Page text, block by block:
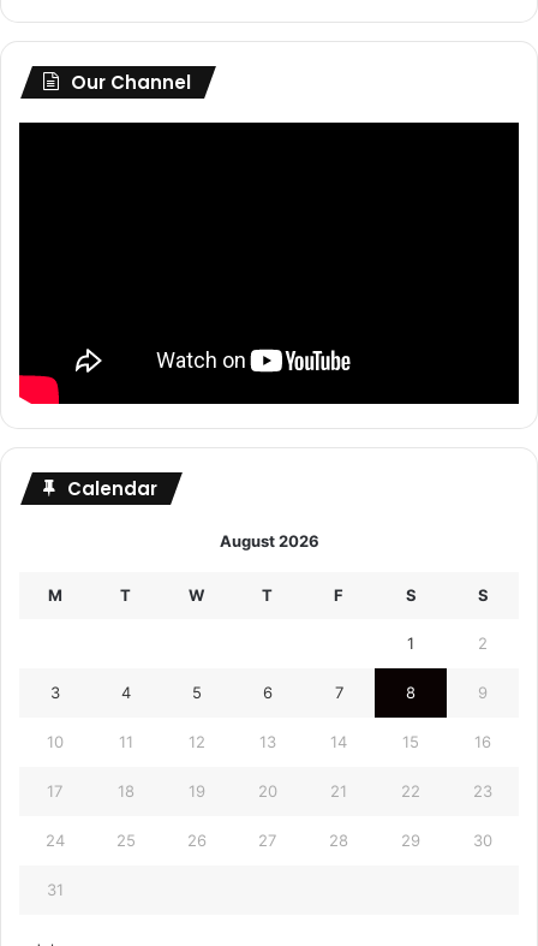
Our Channel
Calendar
August 2026
M T W T F S S
1 2
3 4 5 6 7 8 9
10 11 12 13 14 15 16
17 18 19 20 21 22 23
24 25 26 27 28 29 30
31